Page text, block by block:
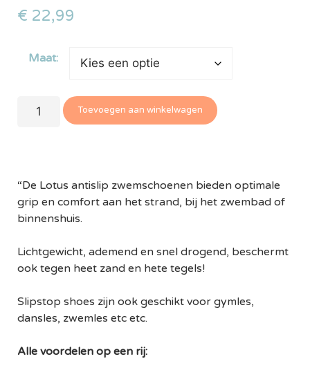
€ 22,99
Maat:
Toevoegen aan winkelwagen
“De Lotus antislip zwemschoenen bieden optimale
grip en comfort aan het strand, bij het zwembad of
binnenshuis.
Lichtgewicht, ademend en snel drogend, beschermt
ook tegen heet zand en hete tegels!
Slipstop shoes zijn ook geschikt voor gymles,
dansles, zwemles etc etc.
Alle voordelen op een rij: